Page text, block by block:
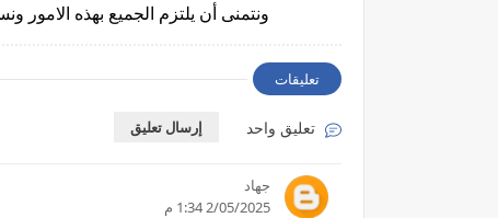
ونتمنى أن يلتزم الجميع بهذه الامور
تعليقات
تعليق واحد إرسال تعليق
جهاد
2/05/2025 1:34 م